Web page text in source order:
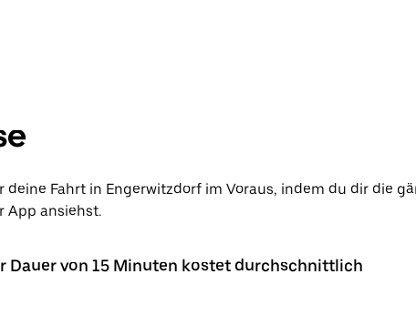
deine Fahrt in Engerwitzdorf im Voraus, indem du dir die
App ansiehst.
Dauer von 15 Minuten kostet durchschnittlich